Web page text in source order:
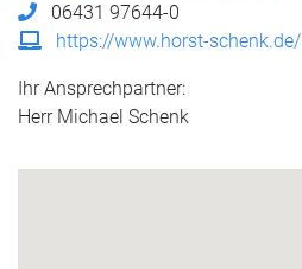
06431 97644-0
https://www.horst-schenk.de/
Ihr Ansprechpartner:
Herr Michael Schenk